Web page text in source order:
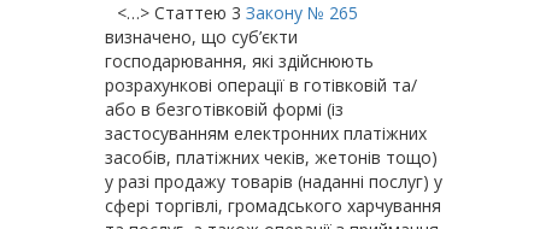
<…> Статтею 3 Закону № 265
визначено, що суб’єкти
господарювання, які здійснюють
розрахункові операції в готівковій та/
або в безготівковій формі (із
застосуванням електронних платіжних
засобів, платіжних чеків, жетонів тощо)
у разі продажу товарів (наданні послуг) у
сфері торгівлі, громадського харчування